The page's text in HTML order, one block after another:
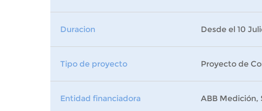
Duracion Desde el 10
Tipo de proyecto Proyecto de
Entidad financiadora ABB Medición,